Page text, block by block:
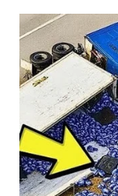
WAHANA
ADVOKAT
WAHANA
INFRASTRUKTUR
WAHANA
KONSUMEN